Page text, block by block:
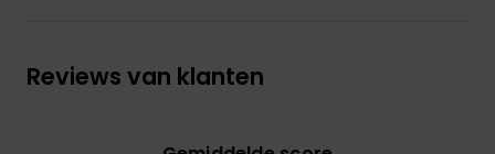
Reviews van klanten